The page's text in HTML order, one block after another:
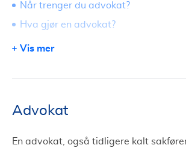
Advokat
En advokat, også tidligere kalt
Når trenger du advokat?
Hva gjør en advokat?
Fri rettshjelp i Florø
Vis mer